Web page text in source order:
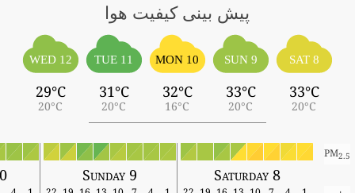
پیش بینی کیفیت هوا
SAT 8
33°C
20°C
SUN 9
33°C
20°C
MON 10
32°C
16°C
TUE 11
31°C
20°C
WED 12
29°C
20°C
PM2.5
Saturday 8
Sunday 9